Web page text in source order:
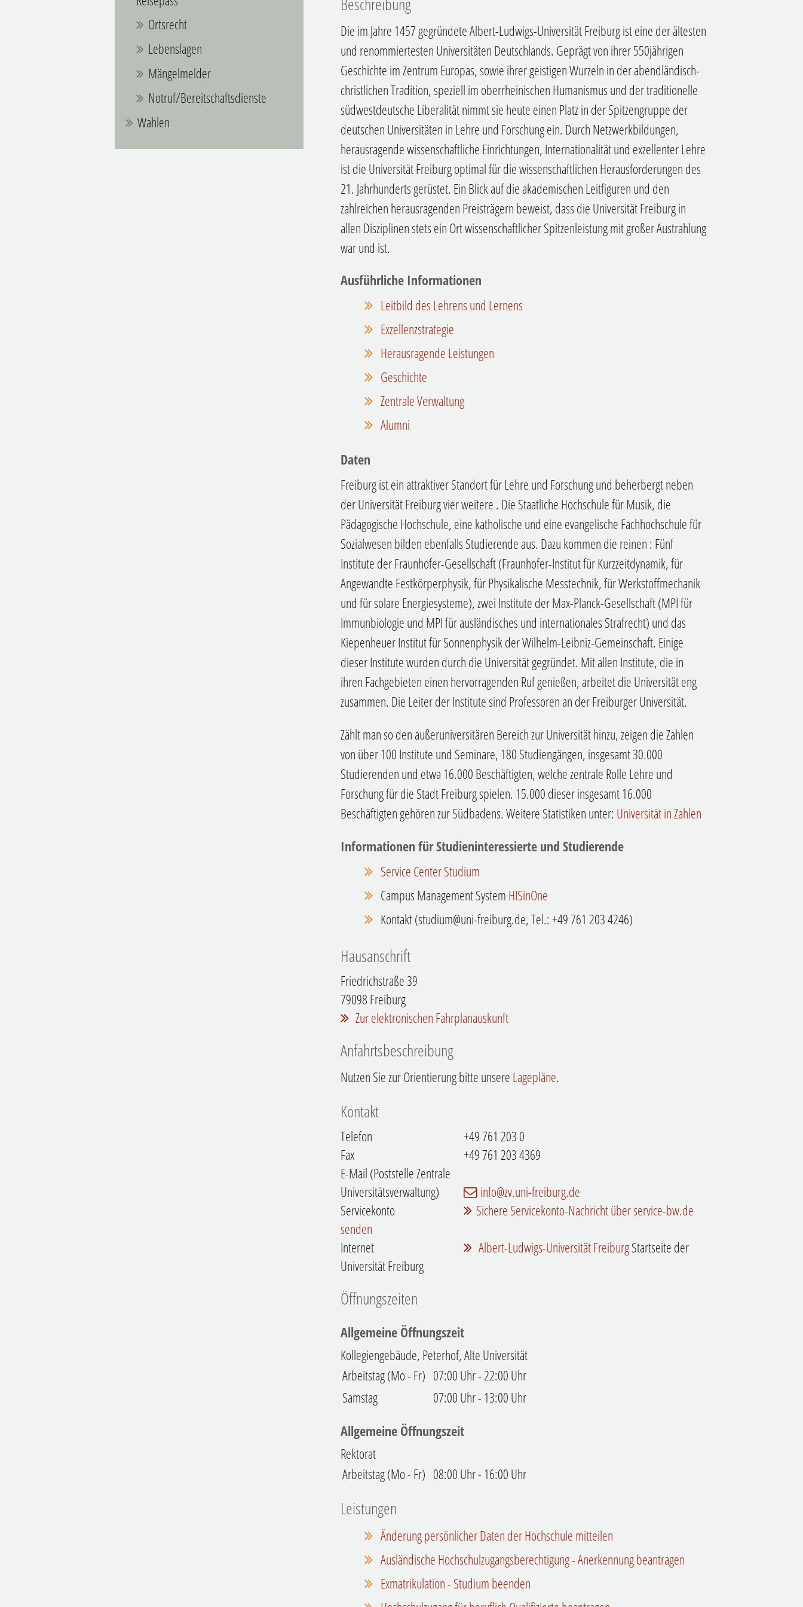
Ortsrecht
Lebenslagen
Mängelmelder
Notruf/Bereitschaftsdienste
Wahlen
Die im Jahre 1457 gegründete Albert-Ludwigs-Universität Freiburg ist eine der ältesten
und renommiertesten Universitäten Deutschlands. Geprägt von ihrer 550jährigen
Geschichte im Zentrum Europas, sowie ihrer geistigen Wurzeln in der abendländisch-
christlichen Tradition, speziell im oberrheinischen Humanismus und der traditionelle
südwestdeutsche Liberalität nimmt sie heute einen Platz in der Spitzengruppe der
deutschen Universitäten in Lehre und Forschung ein. Durch Netzwerkbildungen,
herausragende wissenschaftliche Einrichtungen, Internationalität und exzellenter Lehre
ist die Universität Freiburg optimal für die wissenschaftlichen Herausforderungen des
21. Jahrhunderts gerüstet. Ein Blick auf die akademischen Leitfiguren und den
zahlreichen herausragenden Preisträgern beweist, dass die Universität Freiburg in
allen Disziplinen stets ein Ort wissenschaftlicher Spitzenleistung mit großer Austrahlung
war und ist.
Ausführliche Informationen
Leitbild des Lehrens und Lernens
Exzellenzstrategie
Herausragende Leistungen
Geschichte
Zentrale Verwaltung
Alumni
Daten
Freiburg ist ein attraktiver Standort für Lehre und Forschung und beherbergt neben
der Universität Freiburg vier weitere. Die Staatliche Hochschule für Musik, die
Pädagogische Hochschule, eine katholische und eine evangelische Fachhochschule für
Sozialwesen bilden ebenfalls Studierende aus. Dazu kommen die reinen: Fünf
Institute der Fraunhofer-Gesellschaft (Fraunhofer-Institut für Kurzzeitdynamik, für
Angewandte Festkörperphysik, für Physikalische Messtechnik, für Werkstoffmechanik
und für solare Energiesysteme), zwei Institute der Max-Planck-Gesellschaft (MPI für
Immunbiologie und MPI für ausländisches und internationales Strafrecht) und das
Kiepenheuer Institut für Sonnenphysik der Wilhelm-Leibniz-Gemeinschaft. Einige
dieser Institute wurden durch die Universität gegründet. Mit allen Institute, die in
ihren Fachgebieten einen hervorragenden Ruf genießen, arbeitet die Universität eng
zusammen. Die Leiter der Institute sind Professoren an der Freiburger Universität.
Zählt man so den außeruniversitären Bereich zur Universität hinzu, zeigen die Zahlen
von über 100 Institute und Seminare, 180 Studiengängen, insgesamt 30.000
Studierenden und etwa 16.000 Beschäftigten, welche zentrale Rolle Lehre und
Forschung für die Stadt Freiburg spielen. 15.000 dieser insgesamt 16.000
Beschäftigten gehören zurSüdbadens. Weitere Statistiken unter: Universität in Zahlen
Informationen für Studieninteressierte und Studierende
Service Center Studium
Campus Management SystemHISinOne
Kontakt (studium@uni-freiburg.de, Tel.: +49 761 203 4246)
Hausanschrift
Friedrichstraße 39
79098Freiburg
Zur elektronischen Fahrplanauskunft
Anfahrtsbeschreibung
Nutzen Sie zur Orientierung bitte unsereLagepläne.
Kontakt
Telefon
+49 761 203 0
Fax
+49 761 203 4369
E-Mail (Poststelle Zentrale
Universitätsverwaltung)
info@zv.uni-freiburg.de
Servicekonto
Sichere Servicekonto-Nachricht über service-bw.de
senden
Internet
Albert-Ludwigs-Universität FreiburgStartseite der
Universität Freiburg
Öffnungszeiten
Allgemeine Öffnungszeit
Kollegiengebäude, Peterhof, Alte Universität
Arbeitstag (Mo - Fr) 07:00 Uhr-22:00 Uhr
Samstag
07:00 Uhr-13:00 Uhr
Allgemeine Öffnungszeit
Rektorat
Arbeitstag (Mo - Fr) 08:00 Uhr-16:00 Uhr
Leistungen
Änderung persönlicher Daten der Hochschule mitteilen
Ausländische Hochschulzugangsberechtigung - Anerkennung beantragen
Exmatrikulation - Studium beenden